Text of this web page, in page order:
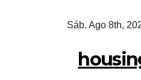
Sáb. Ago 8th,